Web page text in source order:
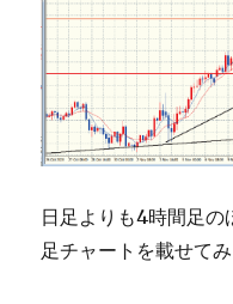
日足よりも4時間足
足チャートを載せてみ